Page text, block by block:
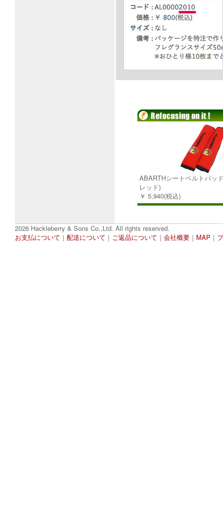
ABARTHシートベルトパッ
レッド)
￥ 5,940(税込)
2026 Hackleberry & Sons Co.,Ltd. All rights reserved.
お支払について ｜ 配送について ｜ ご返品について ｜ 会社概要 ｜ MAP ｜